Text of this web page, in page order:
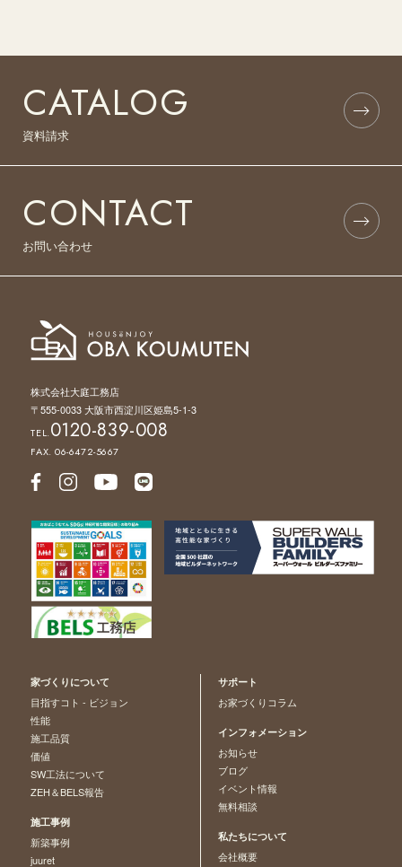
CATALOG
資料請求
CONTACT
お問い合わせ
株式会社大庭工務店
〒555-0033 大阪市西淀川区姫島5-1-3
TEL.0120-839-008
FAX. 06-6472-5667
家づくりについて
目指すコト - ビジョン
性能
施工品質
価値
SW工法について
ZEH＆BELS報告
施工事例
新築事例
juuret
サポート
お家づくりコラム
インフォメーション
お知らせ
ブログ
イベント情報
無料相談
私たちについて
会社概要